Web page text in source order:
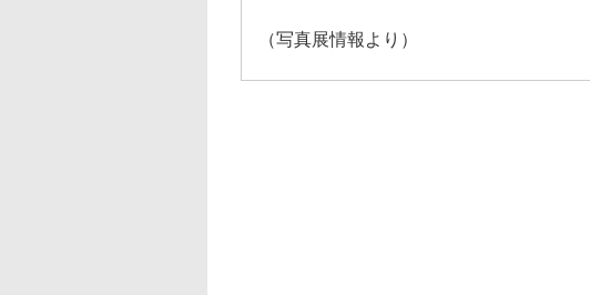
（写真展情報より）